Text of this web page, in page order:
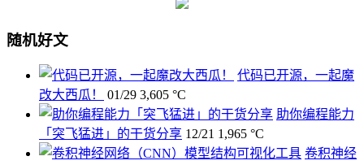
随机好文
代码已开源，一起魔
改大西瓜！
01/29 3,605 °C
助你编程能力
「突飞猛进」的干货分享 12/21 1,965 °C
卷积神经